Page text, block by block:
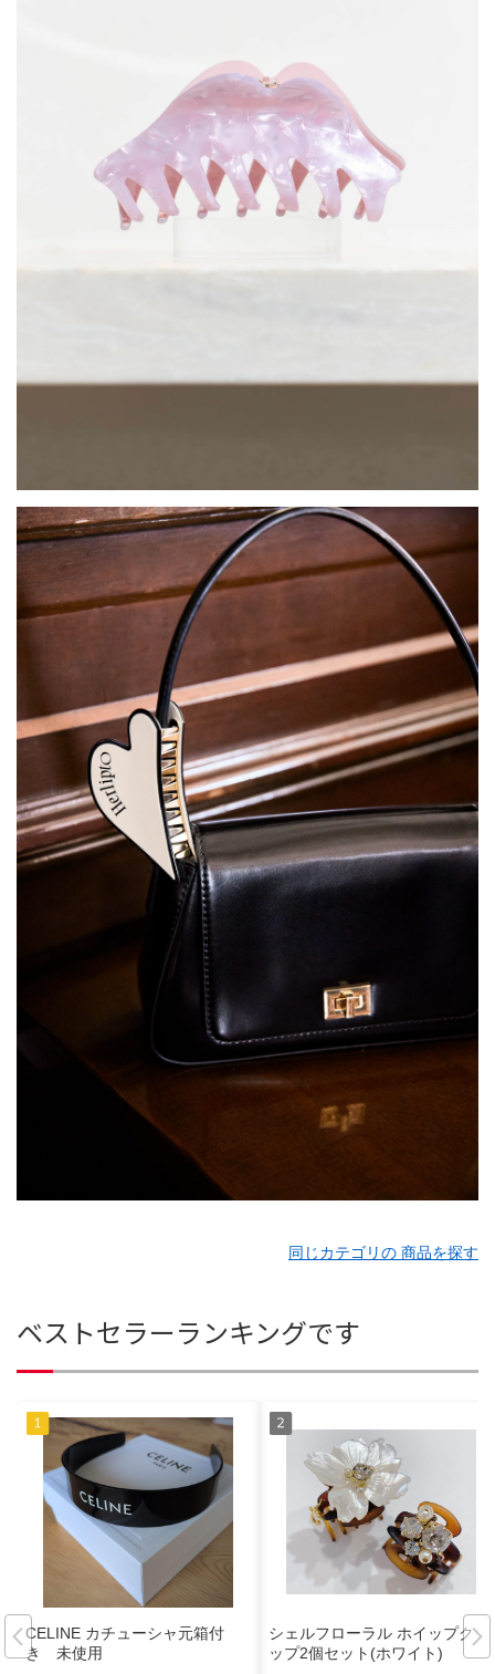
同じカテゴリの 商品を探す
ベストセラーランキングです
CELINE カチューシャ元箱付
き 未使用
シェルフローラル ホイップクリ
ップ2個セット(ホワイト)